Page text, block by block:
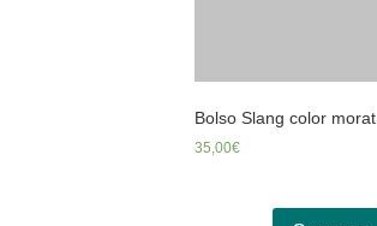
Bolso Slang color morat
35,00€